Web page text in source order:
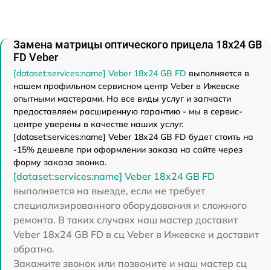
Замена матрицы оптического прицела 18x24 GB
FD Veber
[dataset:services:name] Veber 18x24 GB FD выполняется в
нашем профильном сервисном центр Veber в Ижевске
опытными мастерами. На все виды услуг и запчасти
предоставляем расширенную гарантию - мы в сервис-
центре уверены в качестве наших услуг.
[dataset:services:name] Veber 18x24 GB FD будет стоить на
-15% дешевле при оформлении заказа на сайте через
форму заказа звонка.
[dataset:services:name] Veber 18x24 GB FD
выполняется на выезде, если не требует
специализированного оборудования и сложного
ремонта. В таких случаях наш мастер доставит
Veber 18x24 GB FD в сц Veber в Ижевске и доставит
обратно.
Закажите звонок или позвоните и наш мастер сц